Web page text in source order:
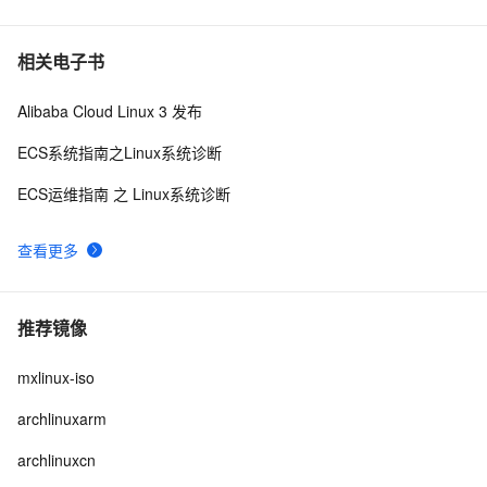
相关电子书
查看更多
Alibaba Cloud Linux 3 发布
ECS系统指南之Linux系统诊断
ECS运维指南 之 Linux系统诊断
推荐镜像
mxlinux-iso
archlinuxarm
archlinuxcn